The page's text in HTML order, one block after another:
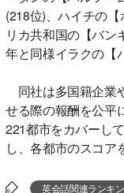
(218位)、ハイチの
リカ共和国の【バン
年と同様イラクの【
同社は多国籍企業
せる際の報酬を公平
221都市をカバーし
し、各都市のスコア
英会話関連ランキ